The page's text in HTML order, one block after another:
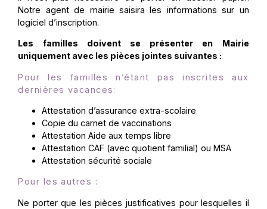
Notre agent de mairie saisira les informations sur un
logiciel d’inscription.
Les familles doivent se présenter en Mairie
uniquement avec les pièces jointes suivantes :
Pour les familles n’étant pas inscrites aux
dernières vacances:
Attestation d’assurance extra-scolaire
Copie du carnet de vaccinations
Attestation Aide aux temps libre
Attestation CAF (avec quotient familial) ou MSA
Attestation sécurité sociale
Pour les autres :
Ne porter que les pièces justificatives pour lesquelles il